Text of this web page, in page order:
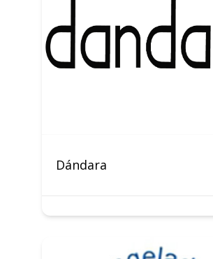
Dándara